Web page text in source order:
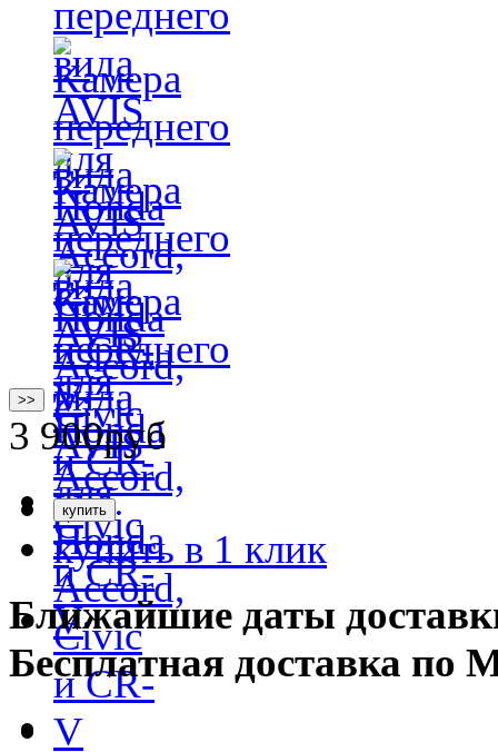
>>
3 900руб
купить в 1 клик
Ближайшие даты
Бесплатная доставка по